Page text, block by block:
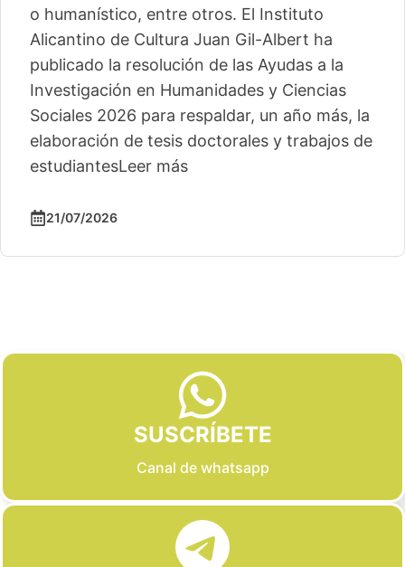
o humanístico, entre otros. El Instituto
Alicantino de Cultura Juan Gil-Albert ha
publicado la resolución de las Ayudas a la
Investigación en Humanidades y Ciencias
Sociales 2026 para respaldar, un año más, la
elaboración de tesis doctorales y trabajos de
estudiantesLeer más
21/07/2026
SUSCRÍBETE
Canal de whatsapp